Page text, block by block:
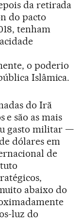
da retirada
do pacto
tenham
o poderio
Islâmica.
do Irã
e são as mais
gasto militar —
dólares em
de
abaixo do
luz do